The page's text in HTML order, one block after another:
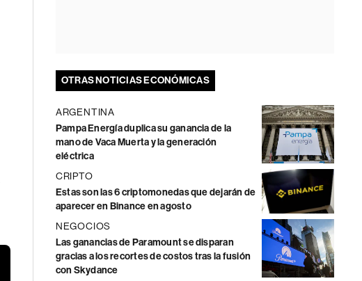
OTRAS NOTICIAS ECONÓMICAS
ARGENTINA
Pampa Energía duplica su ganancia de la
mano de Vaca Muerta y la generación
eléctrica
CRIPTO
Estas son las 6 criptomonedas que dejarán de
aparecer en Binance en agosto
NEGOCIOS
Las ganancias de Paramount se disparan
gracias a los recortes de costos tras la fusión
con Skydance